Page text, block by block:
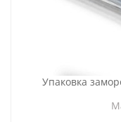
Упаковка